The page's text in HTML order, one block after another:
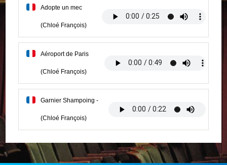
Adopte un mec
(Chloé François)
Aéroport de Paris
(Chloé François)
Garnier Shampoing -
(Chloé François)